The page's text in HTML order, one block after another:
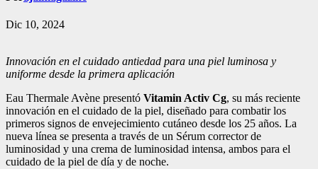
Dic 10, 2024
Innovación en el cuidado antiedad para una piel luminosa y
uniforme desde la primera aplicación
Eau Thermale Avène presentó Vitamin Activ Cg, su más reciente
innovación en el cuidado de la piel, diseñado para combatir los
primeros signos de envejecimiento cutáneo desde los 25 años. La
nueva línea se presenta a través de un Sérum corrector de
luminosidad y una crema de luminosidad intensa, ambos para el
cuidado de la piel de día y de noche.